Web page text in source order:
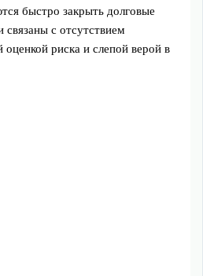
быстро закрыть долговые
с отсутствием
оценкой риска и слепой верой в